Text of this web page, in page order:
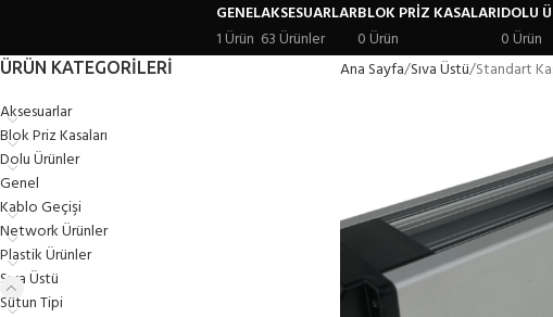
GENEL
1 Ürün
AKSESUARLAR
63 Ürünler
BLOK PRIZ KASALARI
0 Ürün
DOLU
0 Ürün
ÜRÜN KATEGORILERI
Aksesuarlar
Blok Priz Kasaları
Dolu Ürünler
Genel
Kablo Geçişi
Network Ürünler
Plastik Ürünler
Sıva Üstü
Sütun Tipi
Ana Sayfa Sıva Üstü Standart